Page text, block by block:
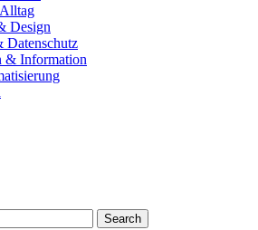
Design
Datenschutz
& Information
Search